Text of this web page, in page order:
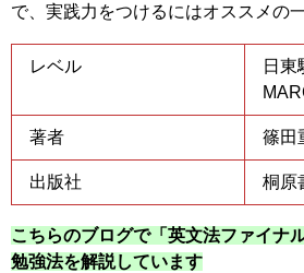
で、実践力をつけるにはオススメの
レベル
日東
著者 篠田
出版社 桐原
こちらのブログで「英文法ファイナ
勉強法を解説しています